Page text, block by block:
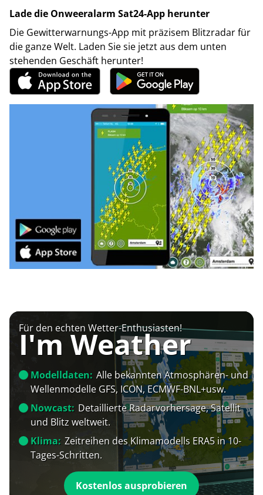
Lade die Onweeralarm Sat24-App herunter
Die Gewitterwarnungs-App mit präzisem Blitzradar für
die ganze Welt. Laden Sie sie jetzt aus dem unten
stehenden Geschäft herunter!
Für den echten Wetter-Enthusiasten!
I'm Weather
Modelldaten: Alle bekannten Atmosphären- und
Wellenmodelle GFS, ICON, ECMWF-BNL+usw.
Nowcast: Detaillierte Radarvorhersage, Satellit
und Blitz weltweit.
Klima: Zeitreihen des Klimamodells ERA5 in 10-
Tages-Schritten.
Kostenlos ausprobieren